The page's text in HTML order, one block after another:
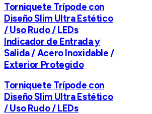
Torniquete Trípode con
Diseño Slim Ultra Estético
/ Uso Rudo / LEDs
Indicador de Entrada y
Salida / Acero Inoxidable /
Exterior Protegido
Torniquete Trípode con
Diseño Slim Ultra Estético
/ Uso Rudo / LEDs